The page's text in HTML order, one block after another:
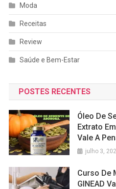
Moda
Receitas
Review
Saúde e Bem-Estar
POSTES RECENTES
Óleo De
Extrato
Vale A
julho 3,
Curso De
GINEAD